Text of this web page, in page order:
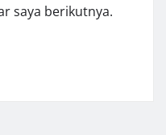
saya berikutnya.